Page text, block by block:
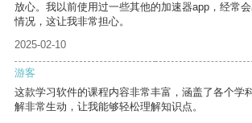
放心。我以前使用过一些其他的加速器app，经常
情况，这让我非常担心。
2025-02-10
游客
这款学习软件的课程内容非常丰富，涵盖了各个学
解非常生动，让我能够轻松理解知识点。